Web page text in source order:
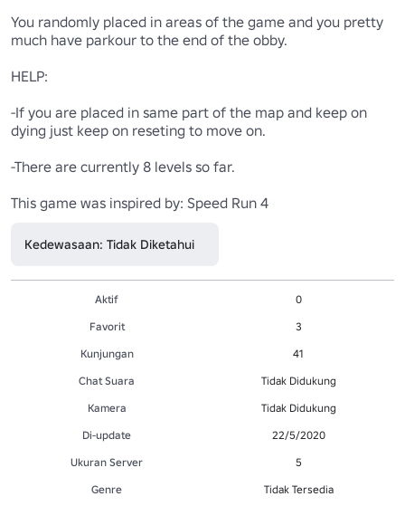
You randomly placed in areas of the game and you pretty
much have parkour to the end of the obby.
HELP:
-If you are placed in same part of the map and keep on
dying just keep on reseting to move on.
-There are currently 8 levels so far.
This game was inspired by: Speed Run 4
Kedewasaan: Tidak Diketahui
Aktif
0
Favorit
3
Kunjungan
41
Chat Suara
Tidak Didukung
Kamera
Tidak Didukung
Di-update
22/5/2020
Ukuran Server
5
Genre
Tidak Tersedia